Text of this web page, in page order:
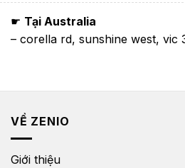
☛ Tại Australia
– corella rd, sunshine west, vic
VỀ ZENIO
Giới thiệu